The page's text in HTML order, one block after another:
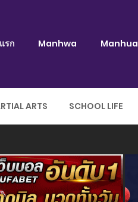
รก Manhwa Manhua
ARTS SCHOOL LIFE